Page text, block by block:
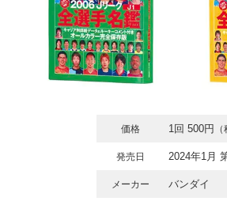
価格 1回 500円
発売日 2024年1月
メーカー バンダイ